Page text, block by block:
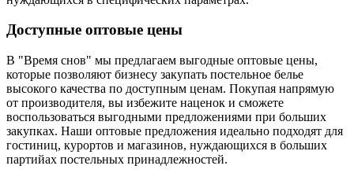
Доступные оптовые цены
В "Время снов" мы предлагаем выгодные оптовые цены,
которые позволяют бизнесу закупать постельное белье
высокого качества по доступным ценам. Покупая напрямую
от производителя, вы избежите наценок и сможете
воспользоваться выгодными предложениями при больших
закупках. Наши оптовые предложения идеально подходят для
гостиниц, курортов и магазинов, нуждающихся в больших
партийах постельных принадлежностей.